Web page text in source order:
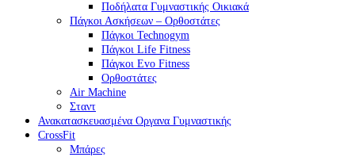
Ποδήλατα Γυμναστικής Οικιακά
Πάγκοι Ασκήσεων – Ορθοστάτες
Πάγκοι Technogym
Πάγκοι Life Fitness
Πάγκοι Evo Fitness
Ορθοστάτες
Air Machine
Σταντ
Ανακατασκευασμένα Οργανα Γυμναστικής
CrossFit
Μπάρες